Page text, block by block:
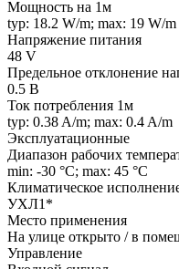
Мощность на 1м
typ: 18.2 W/m; max: 19 W/m
Напряжение питания
48 V
Предельное отклонение
0.5 В
Ток потребления 1м
typ: 0.38 A/m; max: 0.4 A/m
Эксплуатационные
Диапазон рабочих
min: -30 °C; max: 45 °C
Климатическое
УХЛ1*
Место применения
На улице открыто / в
Управление